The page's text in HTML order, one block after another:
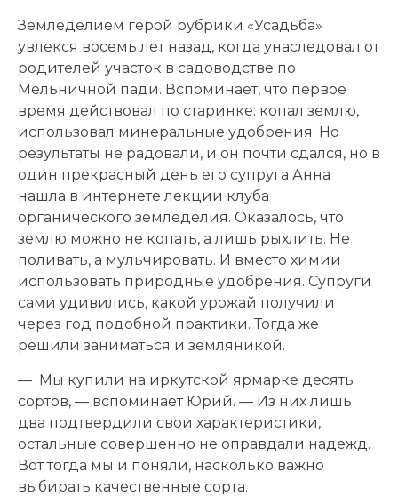
Земледелием герой рубрики «Усадьба»
увлекся восемь лет назад, когда унаследовал от
родителей участок в садоводстве по
Мельничной пади. Вспоминает, что первое
время действовал по старинке: копал землю,
использовал минеральные удобрения. Но
результаты не радовали, и он почти сдался, но в
один прекрасный день его супруга Анна
нашла в интернете лекции клуба
органического земледелия. Оказалось, что
землю можно не копать, а лишь рыхлить. Не
поливать, а мульчировать. И вместо химии
использовать природные удобрения. Супруги
сами удивились, какой урожай получили
через год подобной практики. Тогда же
решили заниматься и земляникой.
— Мы купили на иркутской ярмарке десять
сортов, — вспоминает Юрий. — Из них лишь
два подтвердили свои характеристики,
остальные совершенно не оправдали надежд.
Вот тогда мы и поняли, насколько важно
выбирать качественные сорта.